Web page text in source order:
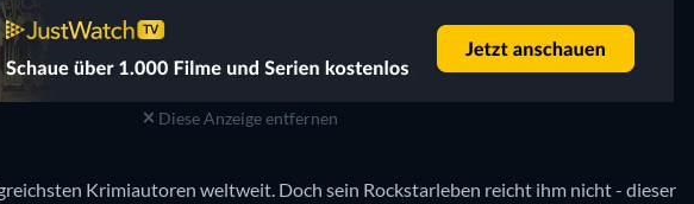
Diese Anzeige entfernen
Krimiautoren weltweit. Doch sein Rockstarleben reicht ihm nicht - dieser